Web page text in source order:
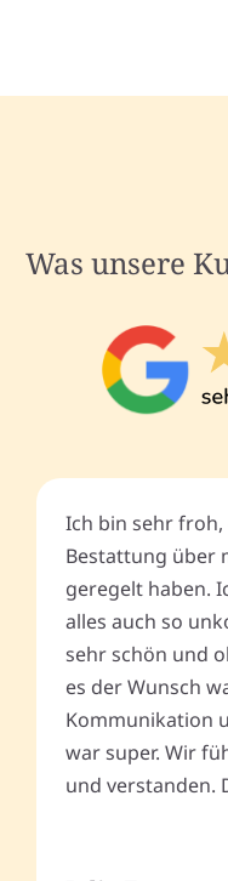
Was unsere
Ich bin sehr
Bestattung über
geregelt haben.
alles auch so
sehr schön und
es der Wunsch
Kommunikation
war super. Wir
und verstanden.